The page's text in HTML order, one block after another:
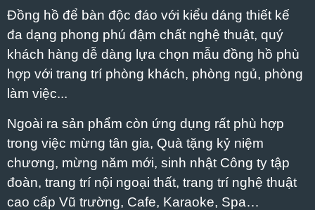
Đồng hồ để bàn độc đáo với kiểu dáng thiết kế
đa dạng phong phú đậm chất nghệ thuật, quý
khách hàng dễ dàng lựa chọn mẫu đồng hồ phù
hợp với trang trí phòng khách, phòng ngủ, phòng
làm việc...
Ngoài ra sản phẩm còn ứng dụng rất phù hợp
trong việc mừng tân gia, Quà tặng kỷ niệm
chương, mừng năm mới, sinh nhật Công ty tập
đoàn, trang trí nội ngoại thất, trang trí nghệ thuật
cao cấp Vũ trường, Cafe, Karaoke, Spa…